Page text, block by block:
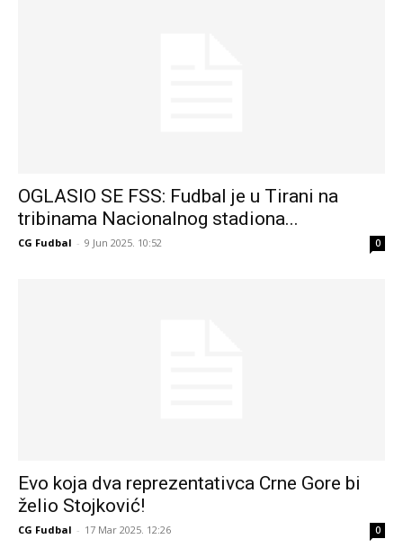
OGLASIO SE FSS: Fudbal je u Tirani na
tribinama Nacionalnog stadiona...
CG Fudbal - 9 Jun 2025. 10:52 0
Evo koja dva reprezentativca Crne Gore bi
želio Stojković!
CG Fudbal - 17 Mar 2025. 12:26 0